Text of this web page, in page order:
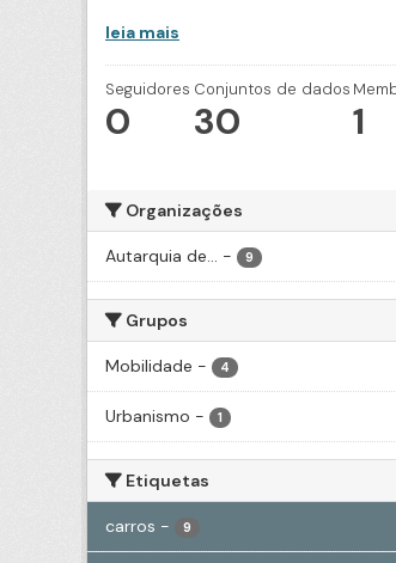
leia mais
Seguidores
0
Conjuntos de dados
30 1
Organizações
Autarquia de... - 9
Grupos
Mobilidade - 4
Urbanismo - 1
Etiquetas
carros - 9